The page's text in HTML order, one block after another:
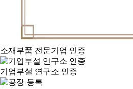
소재부품 전문기업 인증
기업부설 연구소 인증